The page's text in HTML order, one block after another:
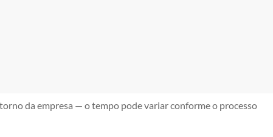
da empresa — o tempo pode variar conforme o processo